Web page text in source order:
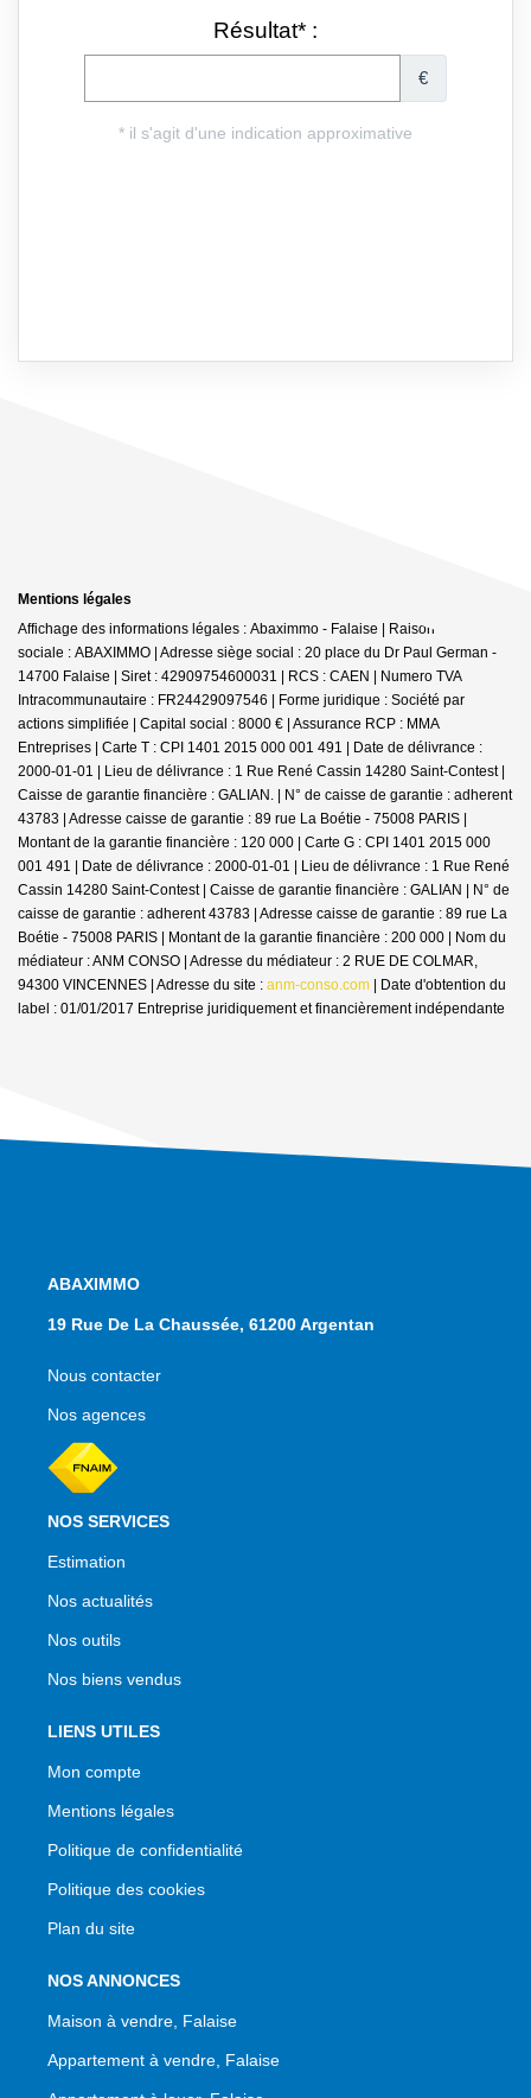
Mentions légales
Affichage des informations légales : Abaximmo - Falaise | Raison
sociale : ABAXIMMO | Adresse siège social : 20 place du Dr Paul German -
14700 Falaise | Siret : 42909754600031 | RCS : CAEN | Numero TVA
Intracommunautaire : FR24429097546 | Forme juridique : Société par
actions simplifiée | Capital social : 8000 € | Assurance RCP : MMA
Entreprises | Carte T : CPI 1401 2015 000 001 491 | Date de délivrance :
2000-01-01 | Lieu de délivrance : 1 Rue René Cassin 14280 Saint-Contest |
Caisse de garantie financière : GALIAN. | N° de caisse de garantie : adherent
43783 | Adresse caisse de garantie : 89 rue La Boétie - 75008 PARIS |
Montant de la garantie financière : 120 000 | Carte G : CPI 1401 2015 000
001 491 | Date de délivrance : 2000-01-01 | Lieu de délivrance : 1 Rue René
Cassin 14280 Saint-Contest | Caisse de garantie financière : GALIAN | N° de
caisse de garantie : adherent 43783 | Adresse caisse de garantie : 89 rue La
Boétie - 75008 PARIS | Montant de la garantie financière : 200 000 | Nom du
médiateur : ANM CONSO | Adresse du médiateur : 2 RUE DE COLMAR,
94300 VINCENNES | Adresse du site : anm-conso.com | Date d'obtention du
label : 01/01/2017 Entreprise juridiquement et financièrement indépendante
NOS AGENCES
19 Rue De La Chaussée, 61200 Argentan
Nous contacter
Nos agences
NOS SERVICES
Estimation
Nos actualités
Nos outils
Nos biens vendus
LIENS UTILES
Mon compte
Mentions légales
Politique de confidentialité
Politique des cookies
Plan du site
NOS ANNONCES
Maison à vendre, Falaise
Appartement à vendre, Falaise